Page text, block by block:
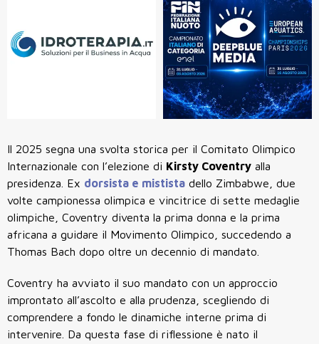
Il 2025 segna una svolta storica per il Comitato Olimpico
Internazionale con l’elezione di Kirsty Coventry alla
presidenza. Ex dorsista e mistista dello Zimbabwe, due
volte campionessa olimpica e vincitrice di sette medaglie
olimpiche , Coventry diventa la prima donna e la prima
africana a guidare il Movimento Olimpico, succedendo a
Thomas Bach dopo oltre un decennio di mandato.
Coventry ha avviato il suo mandato con un approccio
improntato all’ascolto e alla prudenza, scegliendo di
comprendere a fondo le dinamiche interne prima di
intervenire. Da questa fase di riflessione è nato il